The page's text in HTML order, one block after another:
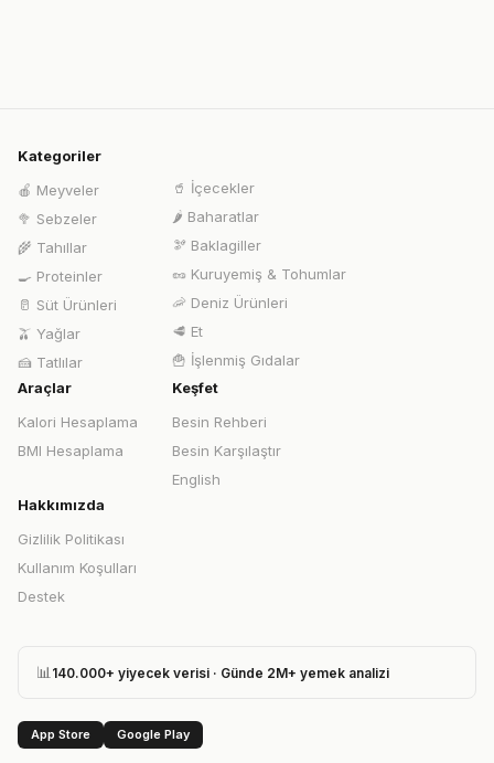
Kategoriler
🍎 Meyveler
🥦 Sebzeler
🌾 Tahıllar
🍳 Proteinler
🥛 Süt Ürünleri
🫒 Yağlar
🍰 Tatlılar
🥤 İçecekler
🌶️ Baharatlar
🫘 Baklagiller
🥜 Kuruyemiş & Tohumlar
🦐 Deniz Ürünleri
🥩 Et
🍟 İşlenmiş Gıdalar
Araçlar
Kalori Hesaplama
BMI Hesaplama
Keşfet
Besin Rehberi
Besin Karşılaştır
English
Hakkımızda
Gizlilik Politikası
Kullanım Koşulları
Destek
📊 140.000+ yiyecek verisi · Günde 2M+ yemek analizi
App Store Google Play